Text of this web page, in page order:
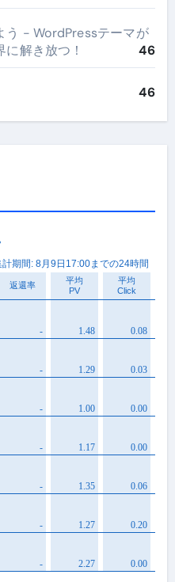
う - WordPressテーマが
に解き放つ！
46
46